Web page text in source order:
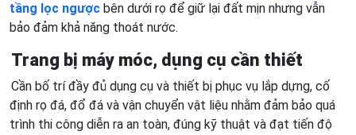
tầng lọc ngược bên dưới rọ để giữ lại đất mịn nhưng vẫn
bảo đảm khả năng thoát nước.
Trang bị máy móc, dụng cụ cần thiết
Cần bố trí đầy đủ dụng cụ và thiết bị phục vụ lắp dựng, cố
định rọ đá, đổ đá và vận chuyển vật liệu nhằm đảm bảo quá
trình thi công diễn ra an toàn, đúng kỹ thuật và đạt tiến độ